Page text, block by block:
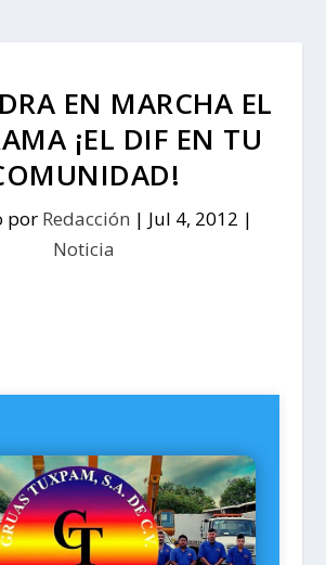
EN MARCHA EL
¡EL DIF EN TU
por Redacción | Jul 4, 2012 |
Noticia